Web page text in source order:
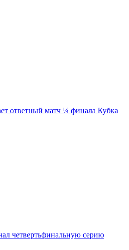
ответный матч ¼ финала Кубка
четвертьфинальную серию